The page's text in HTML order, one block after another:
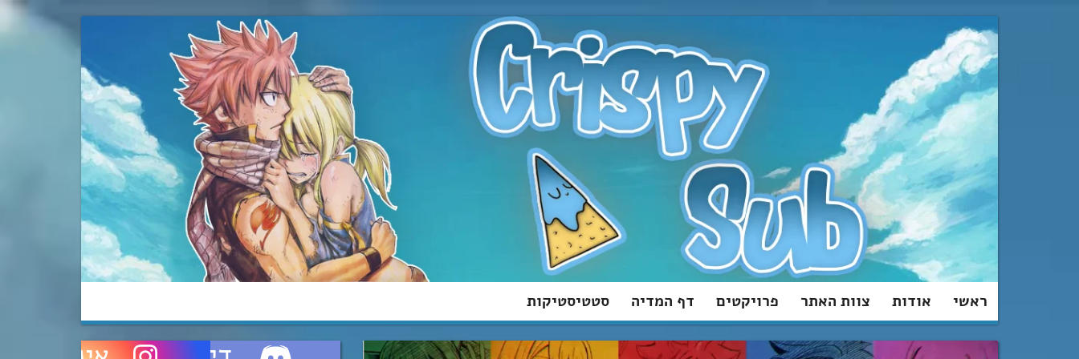
ראשי אודות צוות האתר פרויקטים דף המדיה סטטיסטיקות